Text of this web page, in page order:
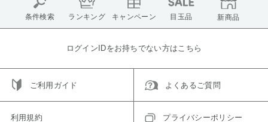
条件検索 ランキング キャンペーン 目玉品 新商品
ログインIDをお持ちでない方はこちら
ご利用ガイド よくあるご質問
利用規約 プライバシーポリシー